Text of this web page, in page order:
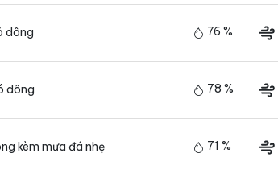
dông 76 %
dông 78 %
kèm mưa đá nhẹ 71 %